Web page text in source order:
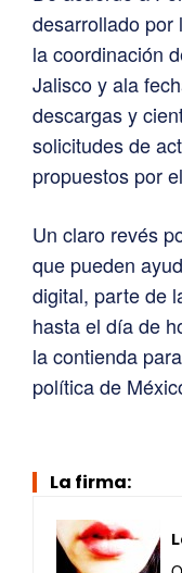
desarrollado por
la coordinación
Jalisco y ala
descargas y
solicitudes de
propuestos por
Un claro revés
que pueden
digital, parte de
hasta el día de
la contienda
política de
La firma: